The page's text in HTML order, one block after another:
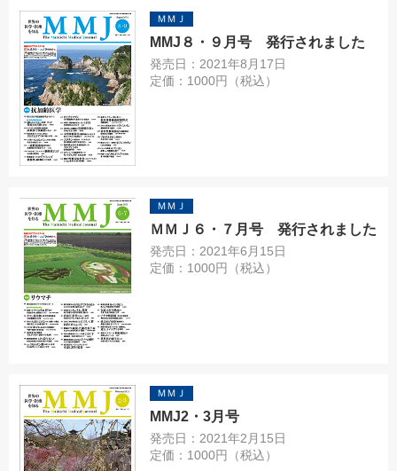
ＭＭＪ
MMJ８・９月号 発行されました
発売日：2021年8月17日
定価：1000円（税込）
ＭＭＪ
ＭＭＪ６・７月号 発行されました
発売日：2021年6月15日
定価：1000円（税込）
ＭＭＪ
MMJ2・3月号
発売日：2021年2月15日
定価：1000円（税込）